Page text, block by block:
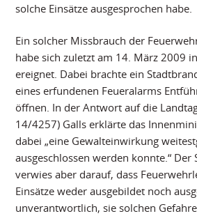
solche Einsätze ausgesprochen habe.
Ein solcher Missbrauch der
habe sich zuletzt am 14. März 2009
ereignet. Dabei brachte ein
eines erfundenen Feueralarms
öffnen. In der Antwort auf die
14/4257) Galls erklärte das
dabei „eine Gewalteinwirkung
ausgeschlossen werden konnte.“ Der
verwies aber darauf, dass
Einsätze weder ausgebildet noch
unverantwortlich, sie solchen